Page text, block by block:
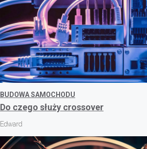
BUDOWA SAMOCHODU
Do czego służy crossover
Edward